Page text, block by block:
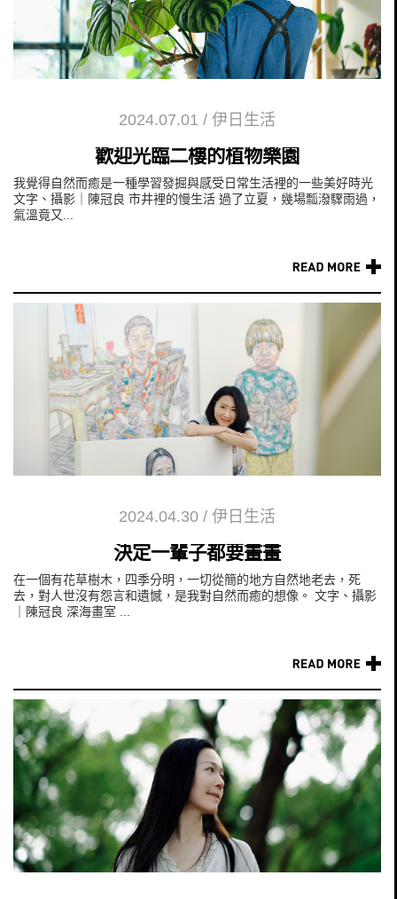
2024.07.01 / 伊日生活
歡迎光臨二樓的植物樂園
我覺得自然而癒是一種學習發掘與感受日常生活裡的一些美好時光
文字、攝影｜陳冠良 市井裡的慢生活 過了立夏，幾場瓢潑驟雨過，
氣溫竟又...
2024.04.30 / 伊日生活
決定一輩子都要畫畫
在一個有花草樹木，四季分明，一切從簡的地方自然地老去，死
去，對人世沒有怨言和遺憾，是我對自然而癒的想像。 文字、攝影
｜陳冠良 深海畫室 ...